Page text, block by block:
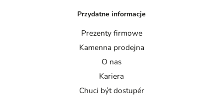
Przydatne informacje
Prezenty firmowe
Kamenna prodejna
O nas
Kariera
Chuci být dostupér